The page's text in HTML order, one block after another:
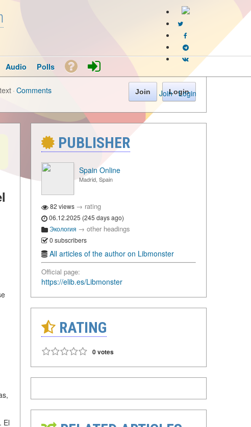
Join · Login
Audio Polls
·Comments Join Login
El
PUBLISHER
Spain Online
Madrid, Spain
82 views → rating
06.12.2025 (245 days ago)
Экология → other headings
0 subscribers
All articles of the author on Libmonster
Official page:
https://elib.es/Libmonster
RATING
0 votes